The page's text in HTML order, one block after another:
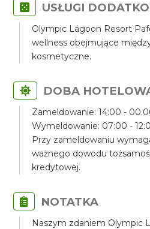
USŁUGI
Olympic Lagoon Resort
wellness obejmujące
kosmetyczne.
DOBA
Zameldowanie: 14:00 -
Wymeldowanie: 07:00 -
Przy zameldowaniu
ważnego dowodu
kredytowej.
NOTATKA
Naszym zdaniem Olympic